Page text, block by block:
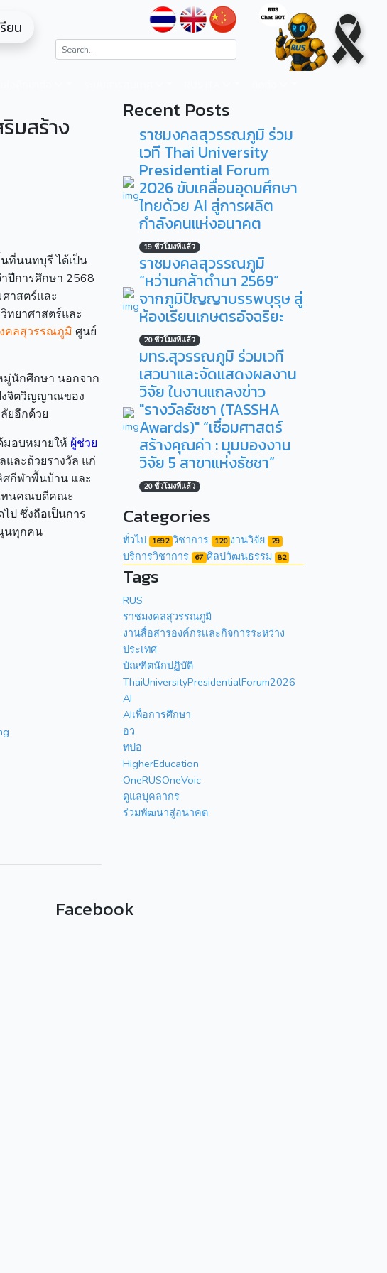
ยน
มสร้าง
ที่นนทบุรี ได้เป็น
ปีการศึกษา 2568
าสตร์และ
ทยาศาสตร์และ
คลสุวรรณภูมิ ศูนย์
มู่นักศึกษา นอกจาก
งจิตวิญญาณของ
ยอีกด้วย
มอบหมายให้ ผู้ช่วย
ละถ้วยรางวัล แก่
ศกีฬาพื้นบ้าน และ
ทนคณบดีคณะ
ป ซึ่งถือเป็นการ
นทุกคน
Recent Posts
ราชมงคลสุวรรณภูมิ ร่วม
เวที Thai University
Presidential Forum
2026 ขับเคลื่อนอุดมศึกษา
ไทยด้วย AI สู่การผลิต
กำลังคนแห่งอนาคต
19 ชั่วโมงที่แล้ว
ราชมงคลสุวรรณภูมิ
“หว่านกล้าดำนา 2569”
จากภูมิปัญญาบรรพบุรุษ สู่
ห้องเรียนเกษตรอัจฉริยะ
20 ชั่วโมงที่แล้ว
มทร.สุวรรณภูมิ ร่วมเวที
เสวนาและจัดแสดงผลงาน
วิจัย ในงานแถลงข่าว
"รางวัลธัชชา (TASSHA
Awards)" “เชื่อมศาสตร์
สร้างคุณค่า : มุมมองงาน
วิจัย 5 สาขาแห่งธัชชา”
20 ชั่วโมงที่แล้ว
Categories
ทั่วไป 1692 วิชาการ 120 งานวิจัย 29
บริการวิชาการ 67 ศิลปวัฒนธรรม 82
Tags
RUS
ราชมงคลสุวรรณภูมิ
งานสื่อสารองค์กรเเละกิจการระหว่าง
ประเทศ
บัณฑิตนักปฏิบัติ
ThaiUniversityPresidentialForum2026
AI
AIเพื่อการศึกษา
อว
ทปอ
HigherEducation
OneRUSOneVoic
ดูแลบุคลากร
ร่วมพัฒนาสู่อนาคต
Facebook